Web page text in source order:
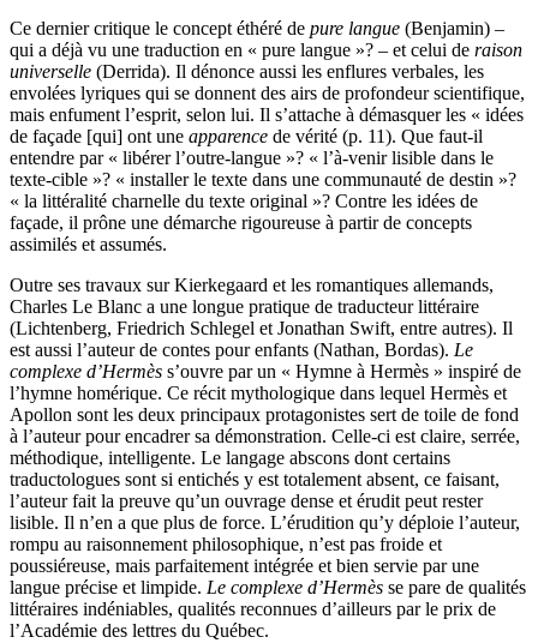
Ce dernier critique le concept éthéré de pure langue (Benjamin) –
qui a déjà vu une traduction en « pure langue »? – et celui de raison
universelle (Derrida). Il dénonce aussi les enflures verbales, les
envolées lyriques qui se donnent des airs de profondeur scientifique,
mais enfument l’esprit, selon lui. Il s’attache à démasquer les « idées
de façade [qui] ont une apparence de vérité (p. 11). Que faut-il
entendre par « libérer l’outre-langue »? « l’à-venir lisible dans le
texte-cible »? « installer le texte dans une communauté de destin »?
« la littéralité charnelle du texte original »? Contre les idées de
façade, il prône une démarche rigoureuse à partir de concepts
assimilés et assumés.
Outre ses travaux sur Kierkegaard et les romantiques allemands,
Charles Le Blanc a une longue pratique de traducteur littéraire
(Lichtenberg, Friedrich Schlegel et Jonathan Swift, entre autres). Il
est aussi l’auteur de contes pour enfants (Nathan, Bordas). Le
complexe d’Hermès s’ouvre par un « Hymne à Hermès » inspiré de
l’hymne homérique. Ce récit mythologique dans lequel Hermès et
Apollon sont les deux principaux protagonistes sert de toile de fond
à l’auteur pour encadrer sa démonstration. Celle-ci est claire, serrée,
méthodique, intelligente. Le langage abscons dont certains
traductologues sont si entichés y est totalement absent, ce faisant,
l’auteur fait la preuve qu’un ouvrage dense et érudit peut rester
lisible. Il n’en a que plus de force. L’érudition qu’y déploie l’auteur,
rompu au raisonnement philosophique, n’est pas froide et
poussiéreuse, mais parfaitement intégrée et bien servie par une
langue précise et limpide. Le complexe d’Hermès se pare de qualités
littéraires indéniables, qualités reconnues d’ailleurs par le prix de
l’Académie des lettres du Québec.